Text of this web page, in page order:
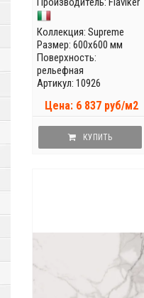
Коллекция: Supreme
Размер: 600x600 мм
Поверхность:
рельефная
Артикул: 10926
Цена: 6 837 руб/м2
КУПИТЬ